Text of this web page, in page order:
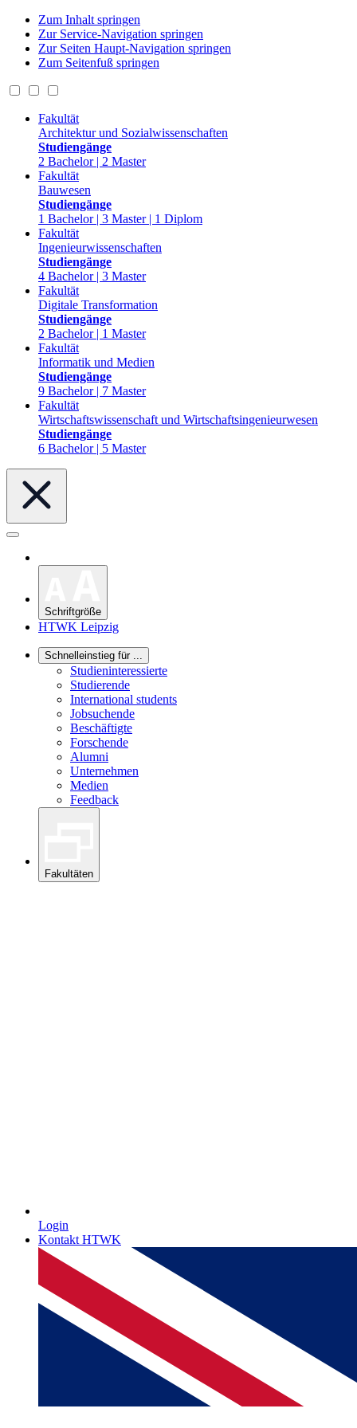
Zum Inhalt springen
Zur Service-Navigation springen
Zur Seiten Haupt-Navigation springen
Zum Seitenfuß springen
Fakultät
Architektur und Sozialwissenschaften
Studiengänge
2 Bachelor | 2 Master
Fakultät
Bauwesen
Studiengänge
1 Bachelor | 3 Master | 1 Diplom
Fakultät
Ingenieurwissenschaften
Studiengänge
4 Bachelor | 3 Master
Fakultät
Digitale Transformation
Studiengänge
2 Bachelor | 1 Master
Fakultät
Informatik und Medien
Studiengänge
9 Bachelor | 7 Master
Fakultät
Wirtschaftswissenschaft und Wirtschaftsingenieurwesen
Studiengänge
6 Bachelor | 5 Master
Schriftgröße
HTWK Leipzig
Schnelleinstieg für ...
Studieninteressierte
Studierende
International students
Jobsuchende
Beschäftigte
Forschende
Alumni
Unternehmen
Medien
Feedback
Fakultäten
Login
Kontakt HTWK